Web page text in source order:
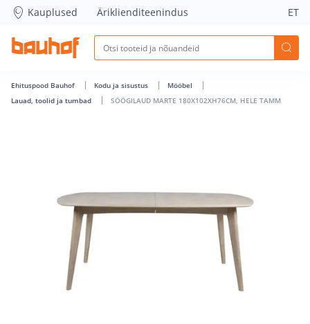
SÖÖGILAUD MARTE 180X102XH76CM, HELE TAMM -
Kauplused Äriklienditeenindus ET
Ehituspood Bauhof Kodu ja sisustus
Mööbel
Lauad, toolid ja tumbad
SÖÖGILAUD MARTE 180X102XH76CM, HELE TAMM